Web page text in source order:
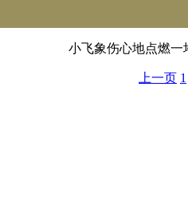
小飞象伤心地点燃一
上一页 1